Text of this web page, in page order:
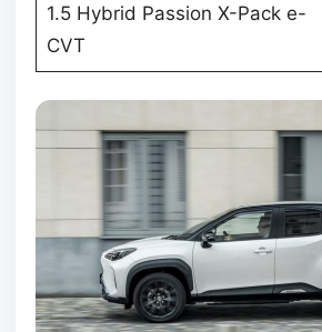
1.5 Hybrid Passion X-Pack e-
CVT